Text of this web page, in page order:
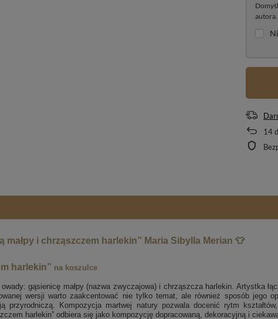
autora.
14
i chrząszczem harlekin” Maria Sibylla Merian 👕
harlekin” na koszulce
gąsienicę małpy (nazwa zwyczajowa) i chrząszcza harlekin. Artystka
wersji warto zaakcentować nie tylko temat, ale również sposób jego
przyrodniczą. Kompozycja martwej natury pozwala docenić rytm
harlekin” odbiera się jako kompozycję dopracowaną, dekoracyjną i